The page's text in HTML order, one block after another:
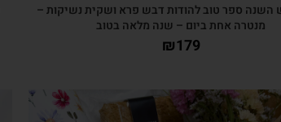
השנה ספר טוב להודות דבש פרא ושקית נשיקות –
מנטרה אחת ביום – שנה מלאה בטוב
₪179